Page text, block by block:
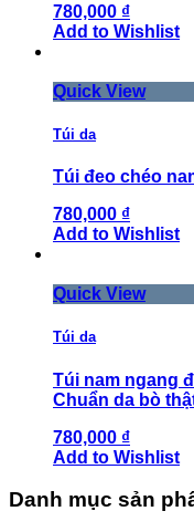
780,000 ₫
Add to Wishlist
Quick View
Túi da
Túi đeo chéo
780,000 ₫
Add to Wishlist
Quick View
Túi da
Túi nam ngang
Chuẩn da bò
780,000 ₫
Add to Wishlist
Danh mục sản